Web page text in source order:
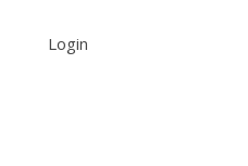
Login